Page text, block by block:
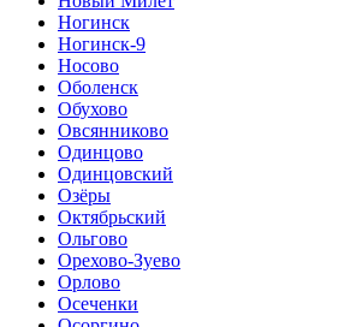
Ногинск
Ногинск-9
Носово
Оболенск
Обухово
Овсянниково
Одинцово
Одинцовский
Озёры
Октябрьский
Ольгово
Орехово-Зуево
Орлово
Осеченки